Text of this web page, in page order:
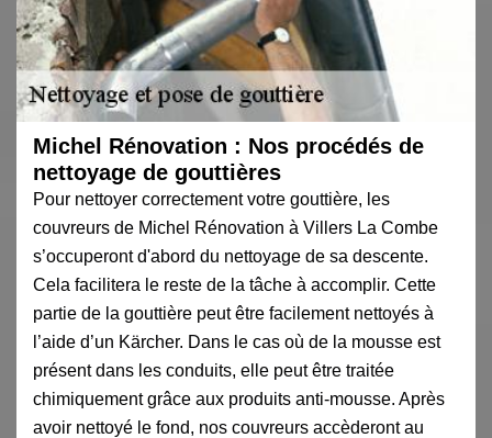
Michel Rénovation : Nos procédés de
nettoyage de gouttières
Pour nettoyer correctement votre gouttière, les
couvreurs de Michel Rénovation à Villers La Combe
s’occuperont d'abord du nettoyage de sa descente.
Cela facilitera le reste de la tâche à accomplir. Cette
partie de la gouttière peut être facilement nettoyés à
l’aide d’un Kärcher. Dans le cas où de la mousse est
présent dans les conduits, elle peut être traitée
chimiquement grâce aux produits anti-mousse. Après
avoir nettoyé le fond, nos couvreurs accèderont au